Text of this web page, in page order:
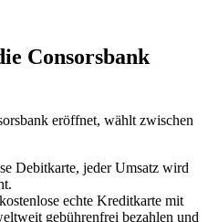
Consorsbank
eröffnet, wählt zwischen
Debitkarte, jeder Umsatz wird
kostenlose echte Kreditkarte mit
gebührenfrei bezahlen und